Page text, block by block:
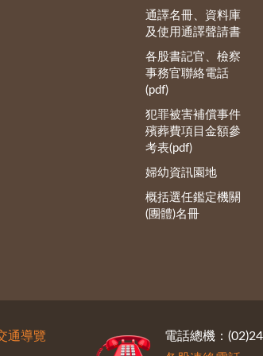
通譯名冊、資料庫
及使用通譯聲請書
各股書記官、檢察
事務官聯絡電話
(pdf)
犯罪被害補償事件
殯葬費項目金額參
考表(pdf)
婦幼資訊園地
概括選任鑑定機關
(團體)名冊
通導覽
電話總機：